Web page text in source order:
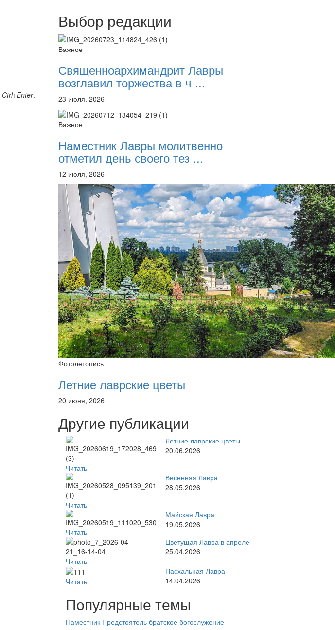
Онлайн трансляции
12 сентября 2015
12 сентября 2015Название трансляции
12 сентября 2015
12 сентября 2015Название трансляции
12 сентября 2015Название трансляции
Название трансляции
12 сентября 2015Название трансляции
Перейти к архиву
Ctrl+Enter.
Выбор редакции
Важное
Священноархимандрит Лавры
возглавил торжества в ч ...
23 июля, 2026
Важное
Наместник Лавры молитвенно
отметил день своего тез ...
12 июля, 2026
Фотолетопись
Летние лаврские цветы
20 июня, 2026
Другие публикации
Читать
Летние лаврские цветы
20.06.2026
Читать
Весенняя Лавра
28.05.2026
Читать
Майская Лавра
19.05.2026
Читать
Цветущая Лавра в апреле
25.04.2026
Читать
Пасхальная Лавра
14.04.2026
Популярные темы
Наместник Предстоятель братское богослужение